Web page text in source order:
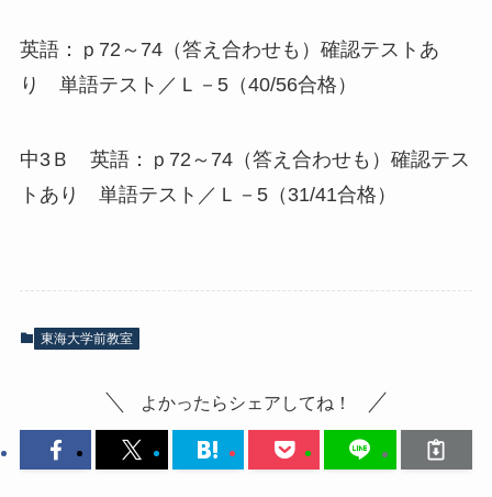
英語：ｐ72～74（答え合わせも）確認テストあ
り 単語テスト／Ｌ－5（40/56合格）
中3Ｂ 英語：ｐ72～74（答え合わせも）確認テス
トあり 単語テスト／Ｌ－5（31/41合格）
東海大学前教室
よかったらシェアしてね！